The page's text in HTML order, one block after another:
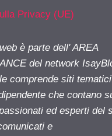
Privacy (UE)
è parte dell' AREA
del network
comprende siti
che contano
ed esperti del
e